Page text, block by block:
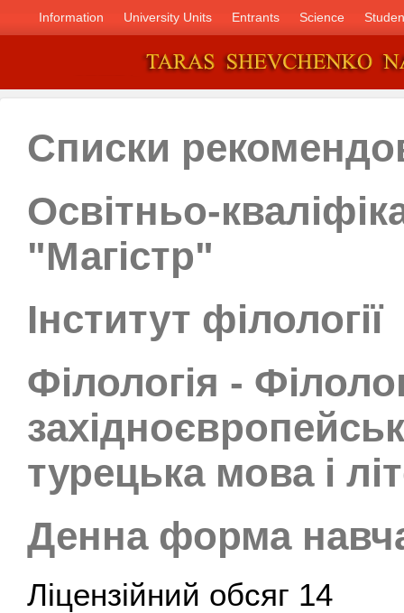
Information University Units Entrants Science
Списки
Освітньо-
"Магістр"
Інститут філології
Філологія -
турецька мова і
Денна форма
Ліцензійний обсяг 14